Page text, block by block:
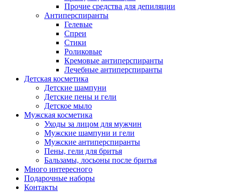
Прочие средства для депиляции
Антиперспиранты
Гелевые
Спреи
Стики
Роликовые
Кремовые антиперспиранты
Лечебные антиперспиранты
Детская косметика
Детские шампуни
Детские пены и гели
Детское мыло
Мужская косметика
Уходы за лицом для мужчин
Мужские шампуни и гели
Мужские антиперспиранты
Пены, гели для бритья
Бальзамы, лосьоны после бритья
Много интересного
Подарочные наборы
Контакты